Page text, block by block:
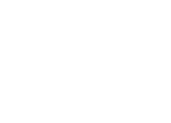
封顶是工程里的第一步，接下来我们
战。 二次结构、机电、安装、门窗、
配合，技术要求更高，组织要求更周
落实要求更得力。 立博app郑重的向
力，加快时间在保证质量安全的情况